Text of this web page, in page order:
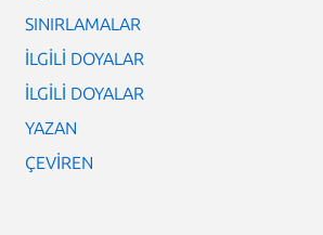
SINIRLAMALAR
İLGİLİ DOYALAR
İLGİLİ DOYALAR
YAZAN
ÇEVİREN